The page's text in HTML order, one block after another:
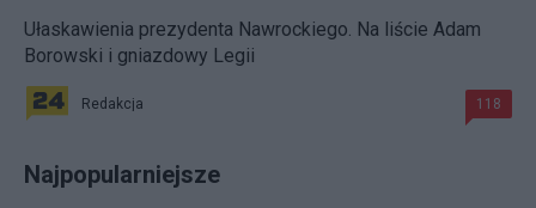
Ułaskawienia prezydenta Nawrockiego. Na liście Adam
Borowski i gniazdowy Legii
Redakcja 118
Najpopularniejsze